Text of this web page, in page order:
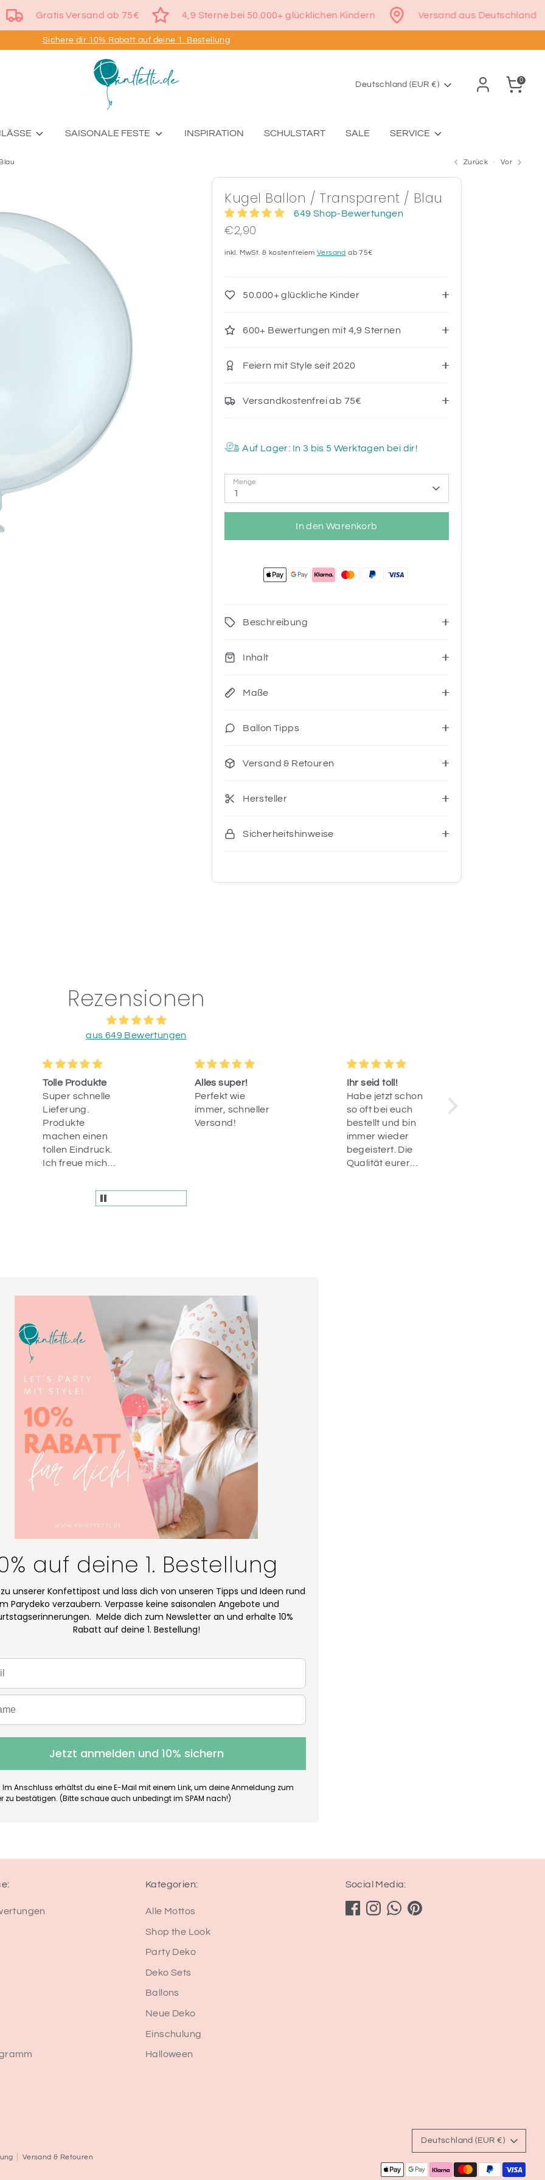
Gratis Versand ab 75€ 4,9 Sterne bei 50.000+ glücklichen Kindern Versand aus
Sichere dir 10% Rabatt auf deine 1. Bestellung
Währung
Deutschland (EUR €)
0
SAISONALE FESTE INSPIRATION SCHULSTART SALE SERVICE
Zurück Vor
Kugel Ballon / Transparent / Blau
649 Shop-Bewertungen
€2,90
inkl. MwSt. & kostenfreiem Versand ab 75€
50.000+ glückliche Kinder
600+ Bewertungen mit 4,9 Sternen
Feiern mit Style seit 2020
Versandkostenfrei ab 75€
Auf Lager: In 3 bis 5 Werktagen bei dir!
Menge
1
In den Warenkorb
Beschreibung
Inhalt
Maße
Ballon Tipps
Versand & Retouren
Hersteller
Sicherheitshinweise
Rezensionen
aus 649 Bewertungen
Alles super!
Perfekt wie
so oft bei euch
Mal! 😊♥️
Schnelle
Lieferung. Hat
alles super
funktioniert :).
Vielen Dank
auf deine 1. Bestellung
unserer Konfettipost und lass dich von unseren Tipps und Ideen rund
Parydeko verzaubern. Verpasse keine saisonalen Angebote und
Melde dich zum Newsletter an und erhalte 10%
Rabatt auf deine 1. Bestellung!
Jetzt anmelden und 10% sichern
Im Anschluss erhältst du eine E-Mail mit einem Link, um deine Anmeldung zum
zu bestätigen. (Bitte schaue auch unbedingt im SPAM nach!)
Kategorien:
Alle Mottos
Shop the Look
Party Deko
Deko Sets
Ballons
Neue Deko
Einschulung
Halloween
Social Media:
Versand & Retouren
Währung
Deutschland (EUR €)
Akzeptierte